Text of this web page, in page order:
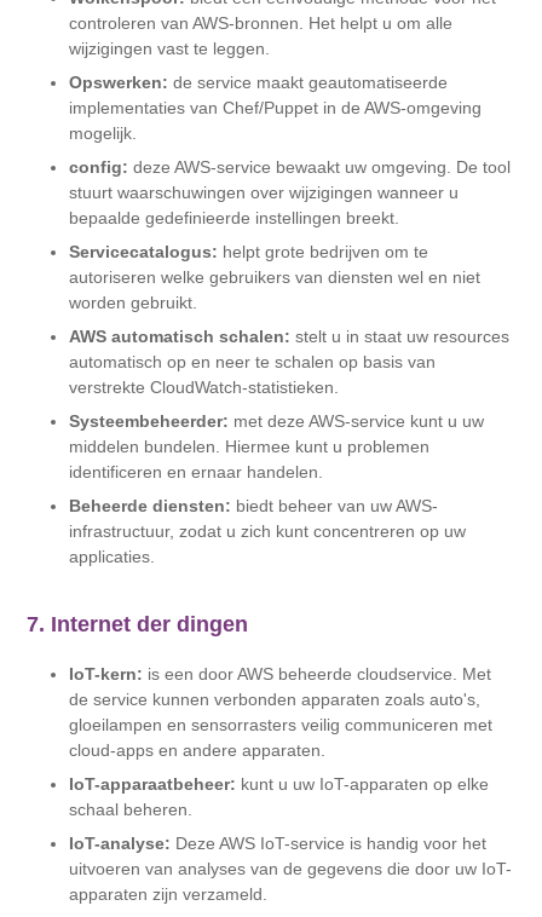
controleren van AWS-bronnen. Het helpt u om alle
wijzigingen vast te leggen.
Opswerken:de service maakt geautomatiseerde
implementaties van Chef/Puppet in de AWS-omgeving
mogelijk.
config: deze AWS-service bewaakt uw omgeving. De tool
stuurt waarschuwingen over wijzigingen wanneer u
bepaalde gedefinieerde instellingen breekt.
Servicecatalogus: helpt grote bedrijven om te
autoriseren welke gebruikers van diensten wel en niet
worden gebruikt.
AWS automatisch schalen: stelt u in staat uw resources
automatisch op en neer te schalen op basis van
verstrekte CloudWatch-statistieken.
Systeembeheerder: met deze AWS-service kunt u uw
middelen bundelen. Hiermee kunt u problemen
identificeren en ernaar handelen.
Beheerde diensten: biedt beheer van uw AWS-
infrastructuur, zodat u zich kunt concentreren op uw
applicaties.
7. Internet der dingen
IoT-kern: is een door AWS beheerde cloudservice. Met
de service kunnen verbonden apparaten zoals auto's,
gloeilampen en sensorrasters veilig communiceren met
cloud-apps en andere apparaten.
IoT-apparaatbeheer: kunt u uw IoT-apparaten op elke
schaal beheren.
IoT-analyse: Deze AWS IoT-service is handig voor het
uitvoeren van analyses van de gegevens die door uw IoT-
apparaten zijn verzameld.